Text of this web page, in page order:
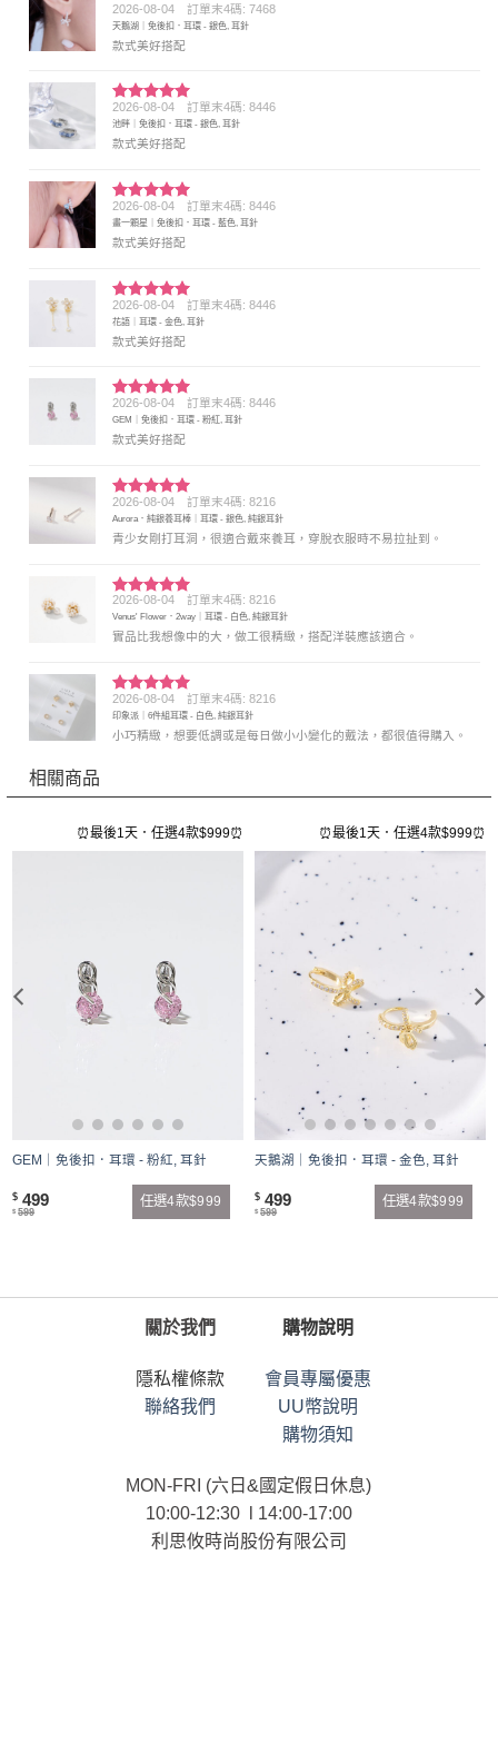
評分5滿
分 5
2026-08-04 訂單末4碼: 7468
天鵝湖｜免後扣．耳環 - 銀色, 耳針
款式美好搭配
評分5 滿
分 5
2026-08-04 訂單末4碼: 8446
池畔｜免後扣．耳環 - 銀色, 耳針
款式美好搭配
評分5 滿
分 5
2026-08-04 訂單末4碼: 8446
畫一顆星｜免後扣．耳環 - 藍色, 耳針
款式美好搭配
評分5滿
分 5
2026-08-04 訂單末4碼: 8446
花語｜耳環 - 金色, 耳針
款式美好搭配
評分5 滿
分 5
2026-08-04 訂單末4碼: 8446
GEM｜免後扣．耳環 - 粉紅, 耳針
款式美好搭配
評分5 滿
分 5
2026-08-04 訂單末4碼: 8216
Aurora．純銀養耳棒｜耳環 - 銀色, 純銀耳針
青少女剛打耳洞，很適合戴來養耳，穿脫衣服時不易拉扯到。
評分5 滿
分 5
2026-08-04 訂單末4碼: 8216
Venus' Flower．2way｜耳環 - 白色, 純銀耳針
實品比我想像中的大，做工很精緻，搭配洋裝應該適合。
評分5 滿
分 5
2026-08-04 訂單末4碼: 8216
印象派｜6件組耳環 - 白色, 純銀耳針
小巧精緻，想要低調或是每日做小小變化的戴法，都很值得購入。
相關商品
⏰最後1天．任選4款$999⏰
GEM｜免後扣．耳環 - 粉紅, 耳針
$ 499
$ 599
任選4款$999
⏰最後1天．任選4款$999⏰
天鵝湖｜免後扣．耳環 - 金色, 耳針
$ 499
$ 599
任選4款$999
關於我們
隱私權條款
聯絡我們
購物說明
會員專屬優惠
UU幣說明
購物須知
MON-FRI (六日&國定假日休息)
10:00-12:30 l 14:00-17:00
利思攸時尚股份有限公司